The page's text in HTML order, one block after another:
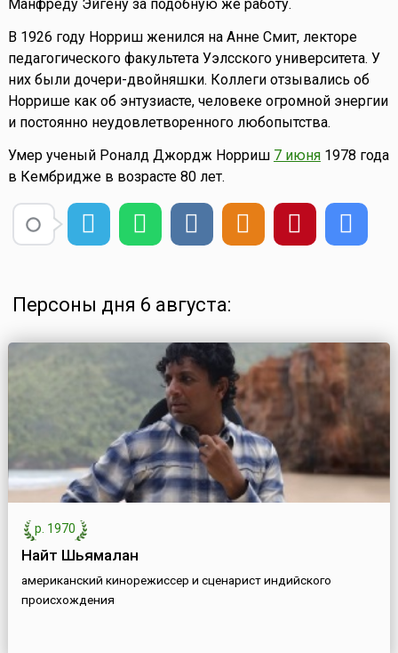
Манфреду Эйгену за подобную же работу.
В 1926 году Норриш женился на Анне Смит, лекторе
педагогического факультета Уэлсского университета. У
них были дочери-двойняшки. Коллеги отзывались об
Норрише как об энтузиасте, человеке огромной энергии
и постоянно неудовлетворенного любопытства.
Умер ученый Роналд Джордж Норриш 7 июня1978 года
в Кембридже в возрасте 80 лет.
Персоны дня 6 августа:
р. 1970
Найт Шьямалан
американский кинорежиссер и сценарист индийского
происхождения